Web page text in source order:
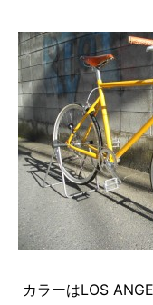
カラーはLOS